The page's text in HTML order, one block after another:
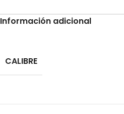
Información adicional
CALIBRE